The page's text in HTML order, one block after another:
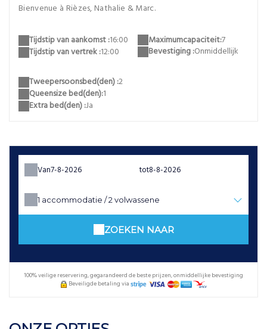
Bienvenue à Rièzes, Nathalie & Marc.
Tijdstip van aankomst :16:00
Tijdstip van vertrek :12:00
Maximumcapaciteit:7
Bevestiging :Onmiddellijk
Tweepersoonsbed(den) :2
Queensize bed(den):1
Extra bed(den) :Ja
Van tot
1 accommodatie /2volwassene
ZOEKEN NAAR
100% veilige reservering, gegarandeerd de beste prijzen, onmiddellijke bevestiging
Beveiligde betaling via